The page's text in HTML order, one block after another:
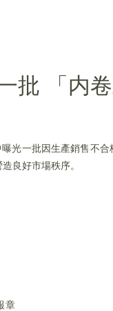
批 「内
光一批因生產銷售不
良好市場秩序。
章